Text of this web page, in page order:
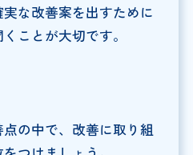
な改善案を出すために
ことが大切です。
の中で、改善に取り組